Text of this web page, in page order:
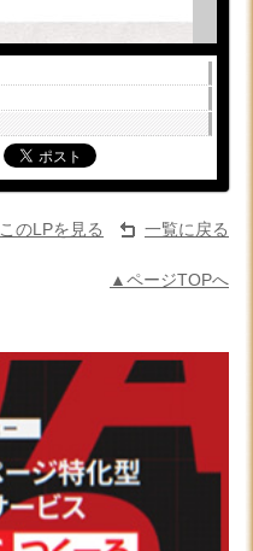
このLPを見る 一覧に戻る
▲ページTOPへ